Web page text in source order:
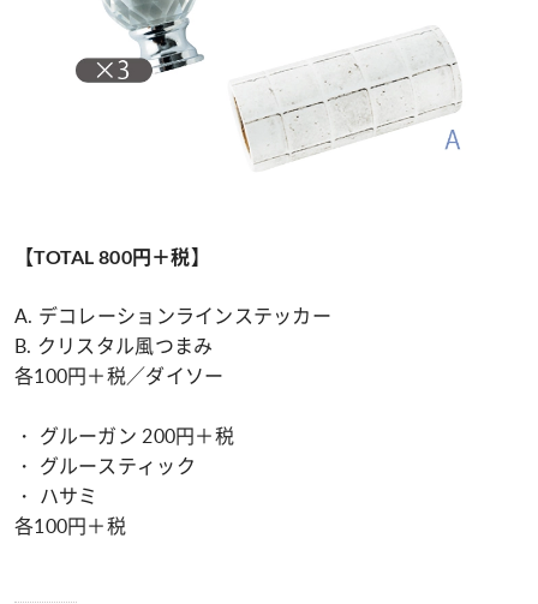
【TOTAL 800円＋税】
A. デコレーションラインステッカー
B. クリスタル風つまみ
各100円＋税／ダイソー
・ グルーガン 200円＋税
・ グルースティック
・ ハサミ
各100円＋税